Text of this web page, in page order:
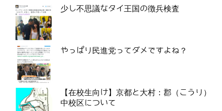
少し不思議なタイ王国の徴兵検査
やっぱり民進党ってダメですよね？
【在校生向け】京都と大村：郡（こうり）
中校区について